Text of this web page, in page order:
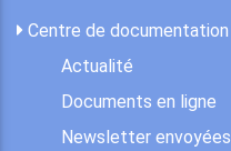
Centre de documentation
Actualité
Documents en ligne
Newsletter envoyées